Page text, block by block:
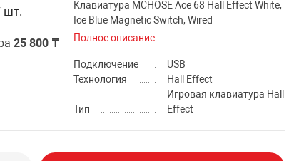
шт.
25 800 ₸
Клавиатура MCHOSE Ace 68 Hall Effect White,
Ice Blue Magnetic Switch, Wired
Полное описание
Подключение
USB
Технология
Hall Effect
Тип
Игровая клавиатура Hall
Effect